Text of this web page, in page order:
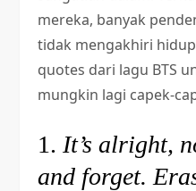
mereka, banyak
tidak mengakhiri
quotes dari lagu BTS
mungkin lagi capek-
1. It’s alright,
and forget.